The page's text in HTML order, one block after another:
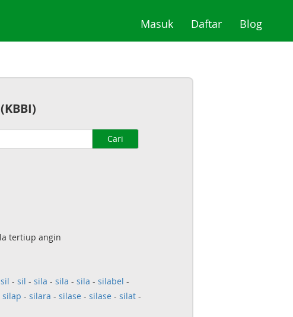
Masuk(current)
Daftar(current)
Blog
Cari
tertiup angin
sil - sil - sila - sila - sila - silabel -
silap - silara - silase - silase - silat-